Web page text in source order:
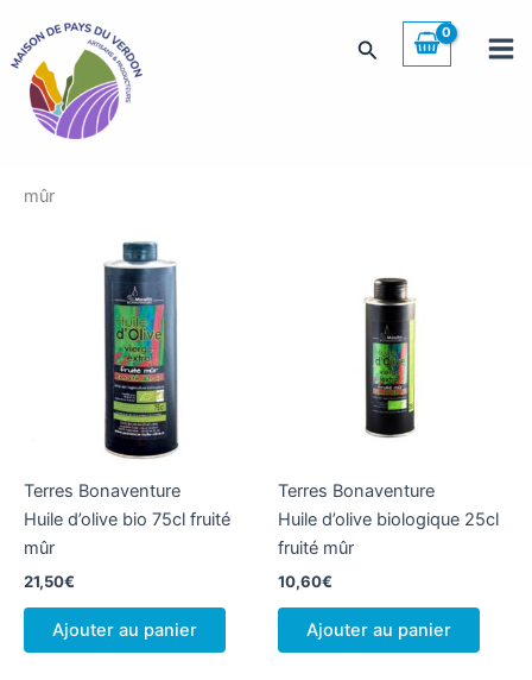
contenu
Rechercher
mûr
Terres Bonaventure
Huile d’olive bio 75cl fruité
mûr
21,50€
Ajouter au panier
Terres Bonaventure
Huile d’olive biologique 25cl
fruité mûr
10,60€
Ajouter au panier